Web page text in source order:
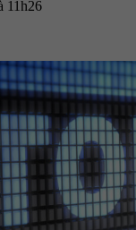
11h26